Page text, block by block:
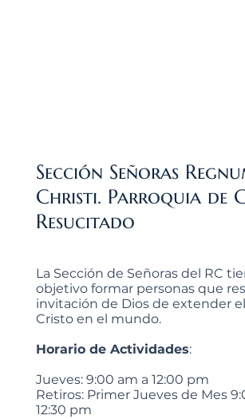
Sección Señoras
Christi. Parroquia de
Resucitado
La Sección de Señoras del RC
objetivo formar personas que
invitación de Dios de extender
Cristo en el mundo.
Horario de Actividades:
Jueves: 9:00 am a 12:00 pm
Retiros: Primer Jueves de Mes
12:30 pm